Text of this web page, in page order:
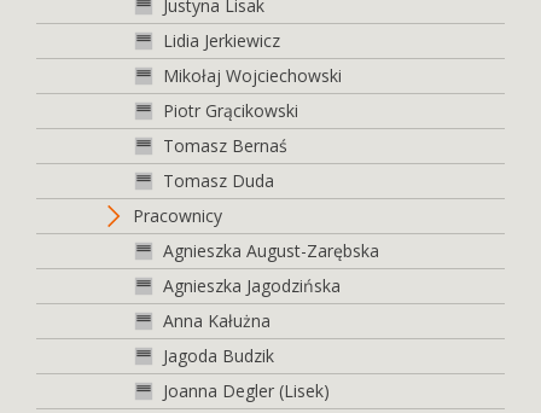
Justyna Lisak
Lidia Jerkiewicz
Mikołaj Wojciechowski
Piotr Grącikowski
Tomasz Bernaś
Tomasz Duda
Pracownicy
Agnieszka August-Zarębska
Agnieszka Jagodzińska
Anna Kałużna
Jagoda Budzik
Joanna Degler (Lisek)